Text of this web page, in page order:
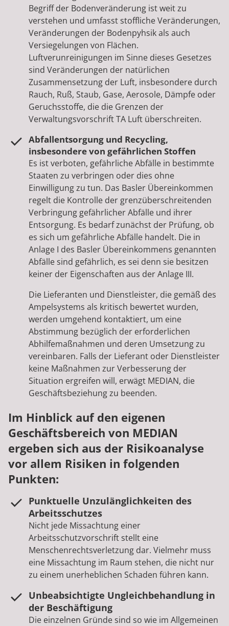
Begriff der Bodenveränderung ist weit zu
verstehen und umfasst stoffliche Veränderungen,
Veränderungen der Bodenpyhsik als auch
Versiegelungen von Flächen.
Luftverunreinigungen im Sinne dieses Gesetzes
sind Veränderungen der natürlichen
Zusammensetzung der Luft, insbesondere durch
Rauch, Ruß, Staub, Gase, Aerosole, Dämpfe oder
Geruchsstoffe, die die Grenzen der
Verwaltungsvorschrift TA Luft überschreiten.
Abfallentsorgung und Recycling,
insbesondere von gefährlichen Stoffen
Es ist verboten, gefährliche Abfälle in bestimmte
Staaten zu verbringen oder dies ohne
Einwilligung zu tun. Das Basler Übereinkommen
regelt die Kontrolle der grenzüberschreitenden
Verbringung gefährlicher Abfälle und ihrer
Entsorgung. Es bedarf zunächst der Prüfung, ob
es sich um gefährliche Abfälle handelt. Die in
Anlage I des Basler Übereinkommens genannten
Abfälle sind gefährlich, es sei denn sie besitzen
keiner der Eigenschaften aus der Anlage III.
Die Lieferanten und Dienstleister, die gemäß des
Ampelsystems als kritisch bewertet wurden,
werden umgehend kontaktiert, um eine
Abstimmung bezüglich der erforderlichen
Abhilfemaßnahmen und deren Umsetzung zu
vereinbaren. Falls der Lieferant oder Dienstleister
keine Maßnahmen zur Verbesserung der
Situation ergreifen will, erwägt MEDIAN, die
Geschäftsbeziehung zu beenden.
Im Hinblick auf den eigenen
Geschäftsbereich von MEDIAN
ergeben sich aus der Risikoanalyse
vor allem Risiken in folgenden
Punkten:
Punktuelle Unzulänglichkeiten des
Arbeitsschutzes
Nicht jede Missachtung einer
Arbeitsschutzvorschrift stellt eine
Menschenrechtsverletzung dar. Vielmehr muss
eine Missachtung im Raum stehen, die nicht nur
zu einem unerheblichen Schaden führen kann.
Unbeabsichtigte Ungleichbehandlung in
der Beschäftigung
Die einzelnen Gründe sind so wie im Allgemeinen